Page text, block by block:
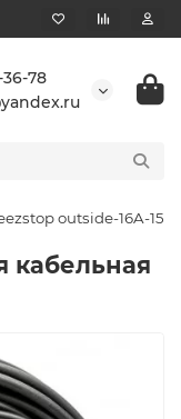
36-78
outside-16A-15
кабельная